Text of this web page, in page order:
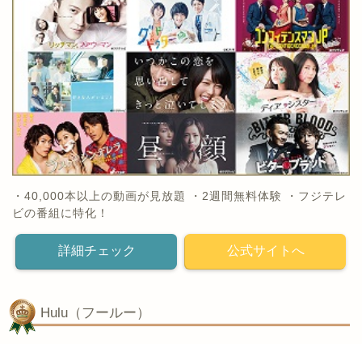
・40,000本以上の動画が見放題 ・2週間無料体験 ・フジテレ
ビの番組に特化！
詳細チェック 公式サイトへ
Hulu（フールー）